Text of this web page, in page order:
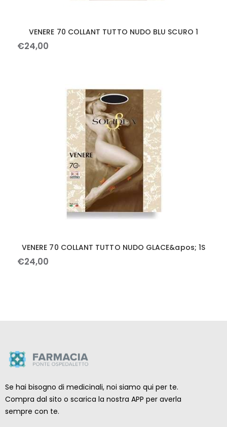
VENERE 70 COLLANT TUTTO NUDO BLU SCURO 1
€24,00
VENERE 70 COLLANT TUTTO NUDO GLACE&apos; 1S
€24,00
Se hai bisogno di medicinali, noi siamo qui per te.
Compra dal sito o scarica la nostra APP per averla
sempre con te.